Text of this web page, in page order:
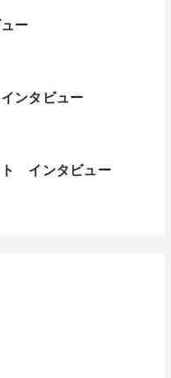
ー
ンタビュー
ト インタビュー